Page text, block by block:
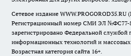
Сетевое издание
Регистрационный номер СМИ ЭЛ №ФС77-
зарегистрировано Федеральной службой
информационных технологий и
Возрастная категория сайта 16+.